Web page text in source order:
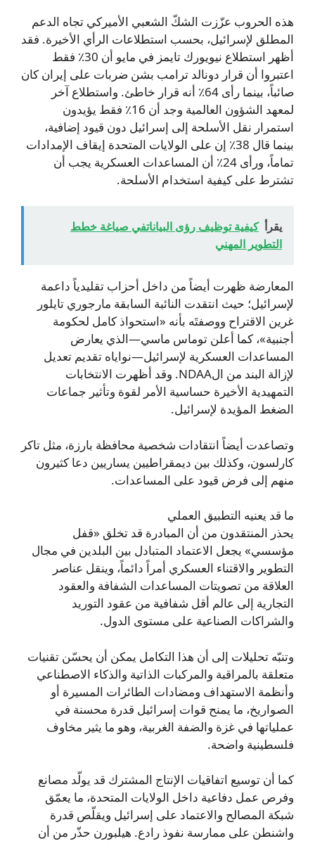
هذه الحروب عزّزت الشكّ الشعبي الأميركي تجاه الدعم
المطلق لإسرائيل، بحسب استطلاعات الرأي الأخيرة. فقد
أظهر استطلاع نيويورك تايمز في مايو أن 30٪ فقط
اعتبروا أن قرار دونالد ترامب بشن ضربات على إيران كان
صائباً، بينما رأى 64٪ أنه قرار خاطئ. واستطلاع آخر
لمعهد الشؤون العالمية وجد أن 16٪ فقط يؤيدون
استمرار نقل الأسلحة إلى إسرائيل دون قيود إضافية،
بينما قال 38٪ إن على الولايات المتحدة إيقاف الإمدادات
تماماً، ورأى 24٪ أن المساعدات العسكرية يجب أن
تشترط على كيفية استخدام الأسلحة.
يقرأ كيفية توظيف رؤى البياناتفي صياغة خطط
التطوير المهني
المعارضة ظهرت أيضاً من داخل أحزاب تقليدياً داعمة
لإسرائيل؛ حيث انتقدت النائبة السابقة مارجوري تايلور
غرين الاقتراح ووصفتَه بأنه «استحواذ كامل لحكومة
أجنبية»، كما أعلن توماس ماسي—الذي يعارض
المساعدات العسكرية لإسرائيل—نواياه تقديم تعديل
لإزالة البند من الNDAA. وقد أظهرت الانتخابات
التمهيدية الأخيرة حساسية الأمر لقوة وتأثير جماعات
الضغط المؤيدة لإسرائيل.
وتصاعدت أيضاً انتقادات شخصية محافظة بارزة، مثل تاكر
كارلسون، وكذلك بين ديمقراطيين يساريين دعا كثيرون
منهم إلى فرض قيود على المساعدات.
ما قد يعنيه التطبيق العملي
يحذر المنتقدون من أن المبادرة قد تخلق «قفل
مؤسسي» يجعل الاعتماد المتبادل بين البلدين في مجال
التطوير والاقتناء العسكري أمراً دائماً، وينقل عناصر
العلاقة من تصويتات المساعدات الشفافة والعقود
التجارية إلى عالم أقل شفافية من عقود التوريد
والشراكات الصناعية على مستوى الدول.
وتنبّه تحليلات إلى أن هذا التكامل يمكن أن يحسّن تقنيات
متعلقة بالمراقبة والمركبات الذاتية والذكاء الاصطناعي
وأنظمة الاستهداف ومضادات الطائرات المسيرة أو
الصواريخ، ما يمنح قوات إسرائيل قدرة محسنة في
عملياتها في غزة والضفة الغربية، وهو ما يثير مخاوف
فلسطينية واضحة.
كما أن توسيع اتفاقيات الإنتاج المشترك قد يولّد مصانع
وفرص عمل دفاعية داخل الولايات المتحدة، ما يعمّق
شبكة المصالح والاعتماد على إسرائيل ويقلّص قدرة
واشنطن على ممارسة نفوذ رادع. هيلبورن حذّر من أن